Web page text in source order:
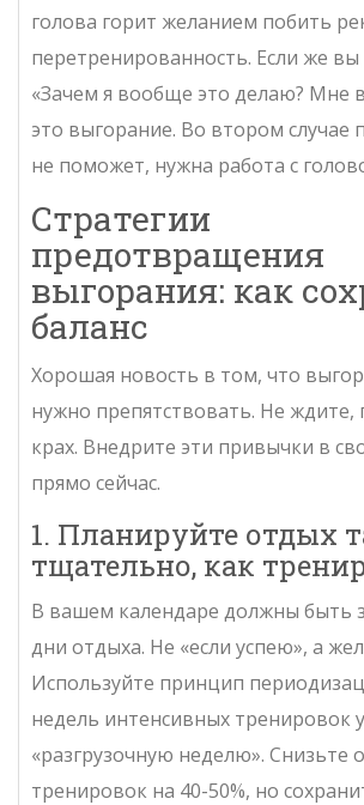
голова горит желанием побить
перетренированность. Если же вы
«Зачем я вообще это делаю? Мне
это выгорание. Во втором случае
не поможет, нужна работа с
Стратегии
предотвращения
выгорания: как
баланс
Хорошая новость в том, что
нужно препятствовать. Не ждите,
крах. Внедрите эти привычки в
прямо сейчас.
1. Планируйте отдых
тщательно, как
В вашем календаре должны быть
дни отдыха. Не «если успею», а
Используйте принцип
недель интенсивных тренировок
«разгрузочную неделю». Снизьте
тренировок на 40-50%, но